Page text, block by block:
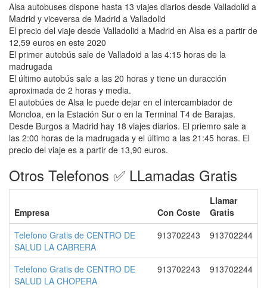
Alsa autobuses dispone hasta 13 viajes diarios desde Valladolid a
Madrid y viceversa de Madrid a Valladolid
El precio del viaje desde Valladolid a Madrid en Alsa es a partir de
12,59 euros en este 2020
El primer autobús sale de Valladoid a las 4:15 horas de la
madrugada
El último autobús sale a las 20 horas y tiene un duracción
aproximada de 2 horas y media.
El autobúes de Alsa le puede dejar en el intercambiador de
Moncloa, en la Estación Sur o en la Terminal T4 de Barajas.
Desde Burgos a Madrid hay 18 viajes diarios. El priemro sale a
las 2:00 horas de la madrugada y el último a las 21:45 horas. El
precio del viaje es a partir de 13,90 euros.
Otros Telefonos ✅ LLamadas Gratis
Empresa Con Coste
Llamar
Gratis
Telefono Gratis de CENTRO DE
SALUD LA CABRERA
913702243 913702244
Telefono Gratis de CENTRO DE
SALUD LA CHOPERA
913702243 913702244